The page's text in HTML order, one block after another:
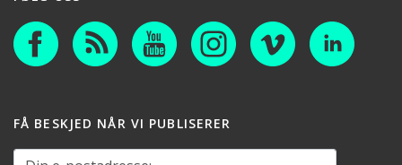
FÅ BESKJED NÅR VI PUBLISERER
Din e-postadresse: